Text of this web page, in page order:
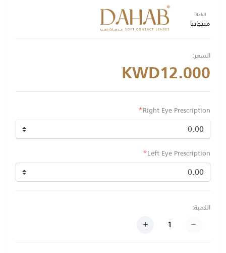
الباعة:
منتجاتنا
السعر:
KWD12.000
Right Eye Prescription
*
Left Eye Prescription
*
الكمية: